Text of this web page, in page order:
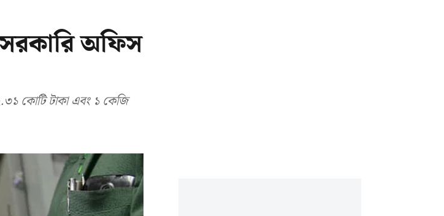
সরকারি অফিস
কোটি টাকা এবং ১ কেজি